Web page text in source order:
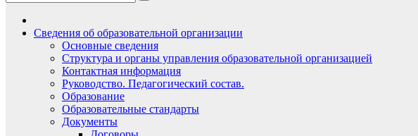
Сведения об образовательной организации
Основные сведения
Структура и органы управления образовательной организацией
Контактная информация
Руководство. Педагогический состав.
Образование
Образовательные стандарты
Документы